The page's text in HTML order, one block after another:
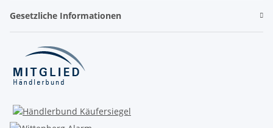
Gesetzliche Informationen